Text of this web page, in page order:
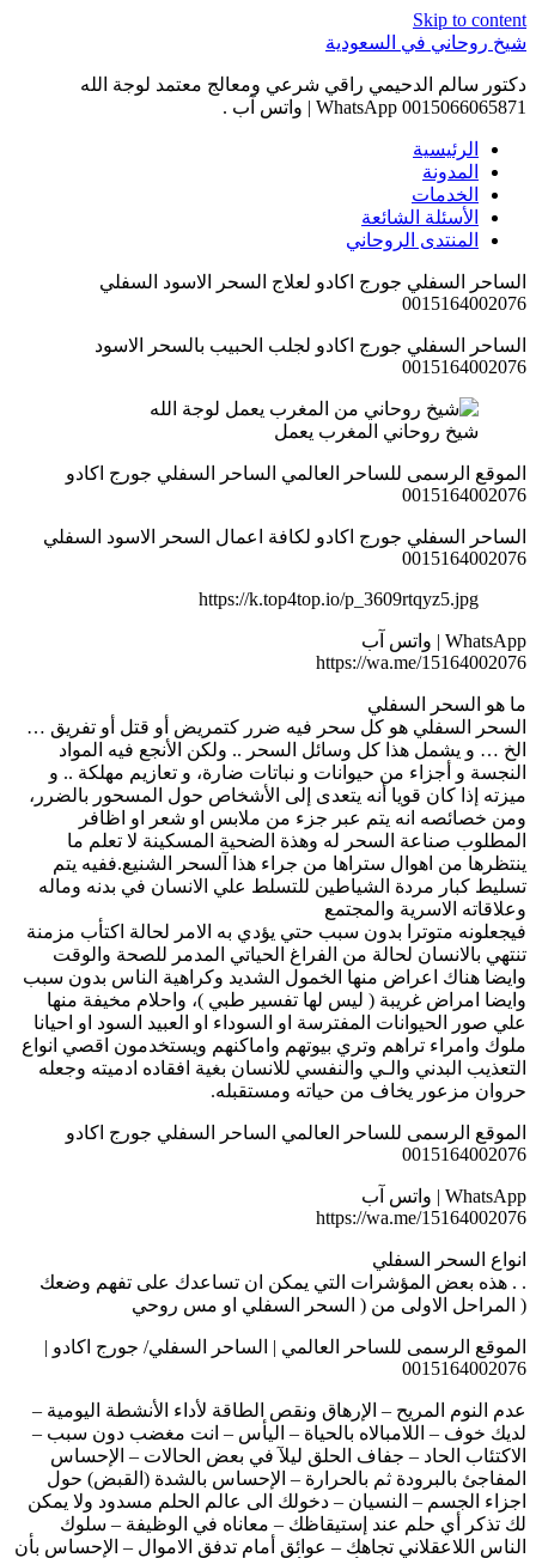
Skip to content
شيخ روحاني في السعودية
دكتور سالم الدحيمي راقي شرعي ومعالج معتمد لوجة الله
0015066065871 WhatsApp | واتس آب .
الرئيسية
المدونة
الخدمات
الأسئلة الشائعة
المنتدى الروحاني
الساحر السفلي جورج اكادو لعلاج السحر الاسود السفلي
0015164002076
الساحر السفلي جورج اكادو لجلب الحبيب بالسحر الاسود
0015164002076
شيخ روحاني المغرب يعمل
الموقع الرسمى للساحر العالمي الساحر السفلي جورج اكادو
0015164002076
الساحر السفلي جورج اكادو لكافة اعمال السحر الاسود السفلي
0015164002076
https://k.top4top.io/p_3609rtqyz5.jpg
WhatsApp | واتس آب
https://wa.me/15164002076
ما هو السحر السفلي
السحر السفلي هو كل سحر فيه ضرر كتمريض أو قتل أو تفريق …
الخ … و يشمل هذا كل وسائل السحر .. ولكن الأنجع فيه المواد
النجسة و أجزاء من حيوانات و نباتات ضارة، و تعازيم مهلكة .. و
ميزته إذا كان قويا أنه يتعدى إلى الأشخاص حول المسحور بالضرر،
ومن خصائصه انه يتم عبر جزء من ملابس او شعر او اظافر
المطلوب صناعة السحر له وهذة الضحية المسكينة لا تعلم ما
ينتظرها من اهوال ستراها من جراء هذا آلسحر الشنيع.ففيه يتم
تسليط كبار مردة الشياطين للتسلط علي الانسان في بدنه وماله
وعلاقاته الاسرية والمجتمع
فيجعلونه متوترا بدون سبب حتي يؤدي به الامر لحالة اكتأب مزمنة
تنتهي بالانسان لحالة من الفراغ الحياتي المدمر للصحة والوقت
وايضا هناك اعراض منها الخمول الشديد وكراهية الناس بدون سبب
وايضا امراض غريبة ( ليس لها تفسير طبي )، واحلام مخيفة منها
علي صور الحيوانات المفترسة او السوداء او العبيد السود او احيانا
ملوك وامراء تراهم وتري بيوتهم واماكنهم ويستخدمون اقصي انواع
التعذيب البدني والـي والنفسي للانسان بغية افقاده ادميته وجعله
حروان مزعور يخاف من حياته ومستقبله.
الموقع الرسمى للساحر العالمي الساحر السفلي جورج اكادو
0015164002076
WhatsApp | واتس آب
https://wa.me/15164002076
انواع السحر السفلي
. . هذه بعض المؤشرات التي يمكن ان تساعدك على تفهم وضعك
( المراحل الاولى من ( السحر السفلي او مس روحي
الموقع الرسمى للساحر العالمي | الساحر السفلي/ جورج اكادو |
0015164002076
عدم النوم المريح – الإرهاق ونقص الطاقة لأداء الأنشطة اليومية –
لديك خوف – اللامبالاه بالحياة – اليأس – انت مغضب دون سبب –
الاكتئاب الحاد – جفاف الحلق ليلآ في بعض الحالات – الإحساس
المفاجئ بالبرودة ثم بالحرارة – الإحساس بالشدة (القبض) حول
اجزاء الجسم – النسيان – دخولك الى عالم الحلم مسدود ولا يمكن
لك تذكر أي حلم عند إستيقاظك – معاناه في الوظيفة – سلوك
الناس اللاعقلاني تجاهك – عوائق أمام تدفق الاموال – الإحساس بأن